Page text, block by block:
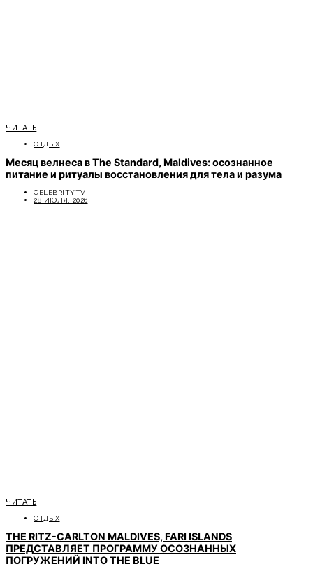
ЧИТАТЬ
ОТДЫХ
Месяц велнеса в The Standard, Maldives: осознанное
питание и ритуалы восстановления для тела и разума
CELEBRITYTV
28 ИЮЛЯ, 2026
ЧИТАТЬ
ОТДЫХ
THE RITZ-CARLTON MALDIVES, FARI ISLANDS
ПРЕДСТАВЛЯЕТ ПРОГРАММУ ОСОЗНАННЫХ
ПОГРУЖЕНИЙ INTO THE BLUE